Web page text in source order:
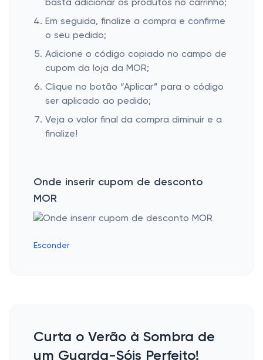
basta adicionar os produtos no carrinho;
Em seguida, finalize a compra e confirme
o seu pedido;
Adicione o código copiado no campo de
cupom da loja da MOR;
Clique no botão “Aplicar” para o código
ser aplicado ao pedido;
Veja o valor final da compra diminuir e a
finalize!
Onde inserir cupom de desconto
MOR
Esconder
Curta o Verão à Sombra de
um Guarda-Sóis Perfeito!